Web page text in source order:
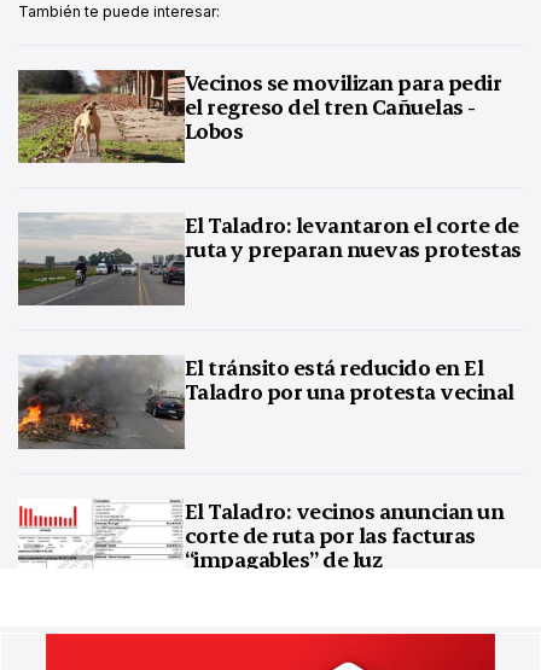
También te puede interesar:
Vecinos se movilizan para pedir
el regreso del tren Cañuelas -
Lobos
El Taladro: levantaron el corte de
ruta y preparan nuevas protestas
El tránsito está reducido en El
Taladro por una protesta vecinal
El Taladro: vecinos anuncian un
corte de ruta por las facturas
“impagables” de luz